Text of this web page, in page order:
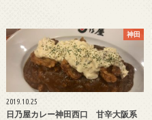
神田
2019.10.25
日乃屋カレー神田西口 甘辛大阪系